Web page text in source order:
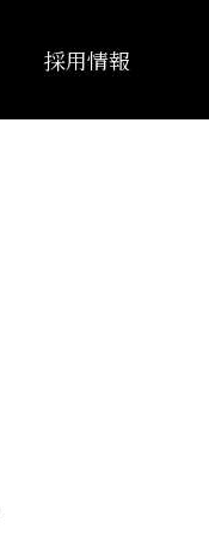
採用情報